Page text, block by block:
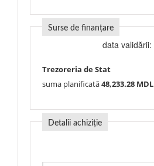
Surse de finanțare
data validării:
Trezoreria de Stat
suma planificată48,233.28 MDL
Detalii achiziție